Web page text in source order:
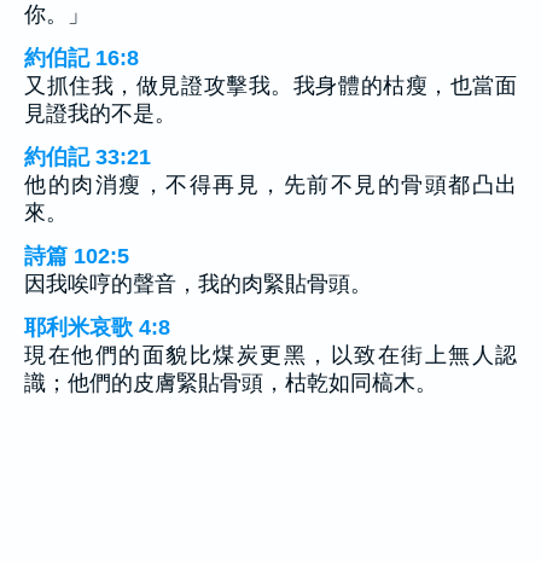
你。」
約伯記 16:8
又抓住我，做見證攻擊我。我身體的枯瘦，也當面
見證我的不是。
約伯記 33:21
他的肉消瘦，不得再見，先前不見的骨頭都凸出
來。
詩篇 102:5
因我唉哼的聲音，我的肉緊貼骨頭。
耶利米哀歌 4:8
現在他們的面貌比煤炭更黑，以致在街上無人認
識；他們的皮膚緊貼骨頭，枯乾如同槁木。